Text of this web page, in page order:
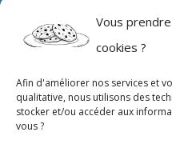
Vous
cookies ?
Afin d'améliorer nos services et
qualitative, nous utilisons des
stocker et/ou accéder aux
vous ?
49 540 TERRANJOU (49)
contact@thermodynamic.fr